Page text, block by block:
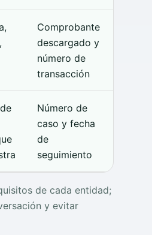
Comprobante
descargado y
número de
transacción
Número de
caso y fecha
de
seguimiento
de cada entidad;
y evitar